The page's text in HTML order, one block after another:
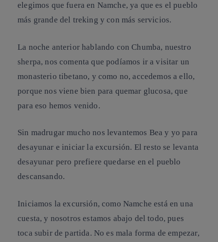
elegimos que fuera en Namche, ya que es el pueblo
más grande del treking y con más servicios.
La noche anterior hablando con Chumba, nuestro
sherpa, nos comenta que podíamos ir a visitar un
monasterio tibetano, y como no, accedemos a ello,
porque nos viene bien para quemar glucosa, que
para eso hemos venido.
Sin madrugar mucho nos levantemos Bea y yo para
desayunar e iniciar la excursión. El resto se levanta
desayunar pero prefiere quedarse en el pueblo
descansando.
Iniciamos la excursión, como Namche está en una
cuesta, y nosotros estamos abajo del todo, pues
toca subir de partida. No es mala forma de empezar,